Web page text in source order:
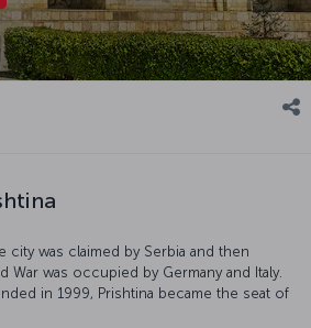
city was claimed by Serbia and then
was occupied by Germany and Italy.
in 1999, Prishtina became the seat of